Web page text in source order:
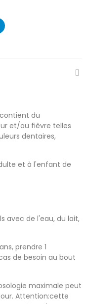
contient du
et/ou fièvre telles
dentaires,
et à l'enfant de
avec de l'eau, du lait,
prendre 1
de besoin au bout
maximale peut
Attention:cette